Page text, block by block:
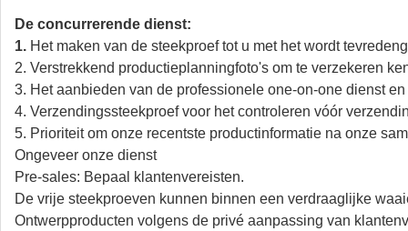
De concurrerende dienst:
1. Het maken van de steekproef tot u met het wordt
2. Verstrekkend productieplanningfoto's om te verzekeren
3. Het aanbieden van de professionele one-on-one dienst
4. Verzendingssteekproef voor het controleren vóór
5. Prioriteit om onze recentste productinformatie na onze
Ongeveer onze dienst
Pre-sales: Bepaal klantenvereisten.
De vrije steekproeven kunnen binnen een verdraaglijke
Ontwerpproducten volgens de privé aanpassing van